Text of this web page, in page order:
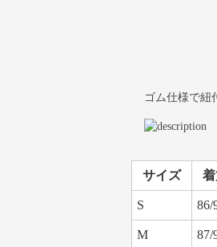
ゴム仕様で紐
サイズ
S 86/
M 87/